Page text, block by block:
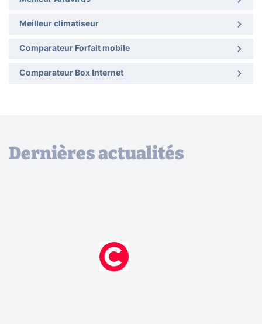
Meilleur climatiseur
Comparateur Forfait mobile
Comparateur Box Internet
Dernières actualités